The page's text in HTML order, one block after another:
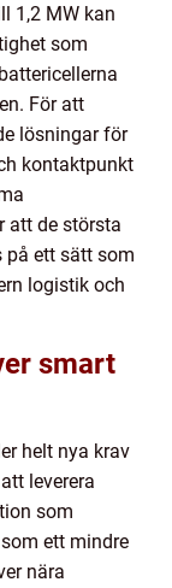
1,2 MW kan
som
För att
lösningar för
kontaktpunkt
att de största
på ett sätt som
logistik och
smart
helt nya krav
leverera
som
ett mindre
nära